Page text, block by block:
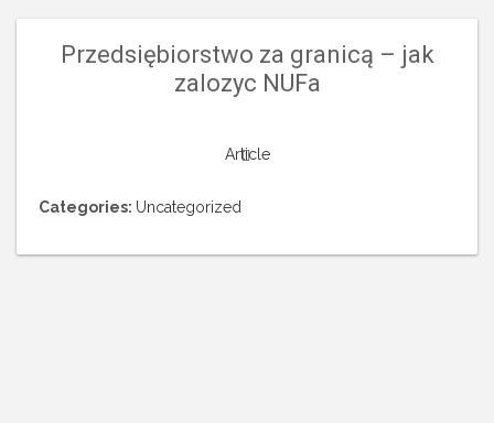
Przedsiębiorstwo za granicą – jak
zalozyc NUFa
Article
Categories: Uncategorized